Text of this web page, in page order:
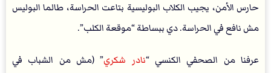
حارس الأمن، يجيب الكلاب البوليسية بتاعت الحراسة، طالما البوليس
مش نافع في الحراسة. دي ببساطة “موقعة الكلب”.
عرفنا من الصحفي الكنسي “نادر شكري” (مش من الشباب في